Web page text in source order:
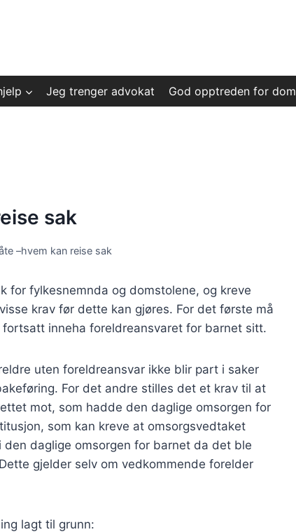
Jeg trenger advokat God opptreden for
sak
–hvem kan reise sak
for fylkesnemnda og domstolene, og kreve
krav før dette kan gjøres. For det første må
inneha foreldreansvaret for barnet sitt.
uten foreldreansvar ikke blir part i saker
For det andre stilles det et krav til at
mot, som hadde den daglige omsorgen for
som kan kreve at omsorgsvedtaket
daglige omsorgen for barnet da det ble
gjelder selv om vedkommende forelder
lagt til grunn: